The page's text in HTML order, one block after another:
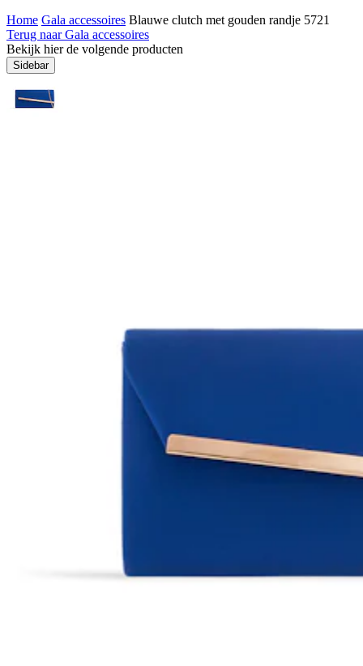
Home Gala accessoires Blauwe clutch met gouden randje 5721
Terug naar Gala accessoires
Bekijk hier de volgende producten
Sidebar